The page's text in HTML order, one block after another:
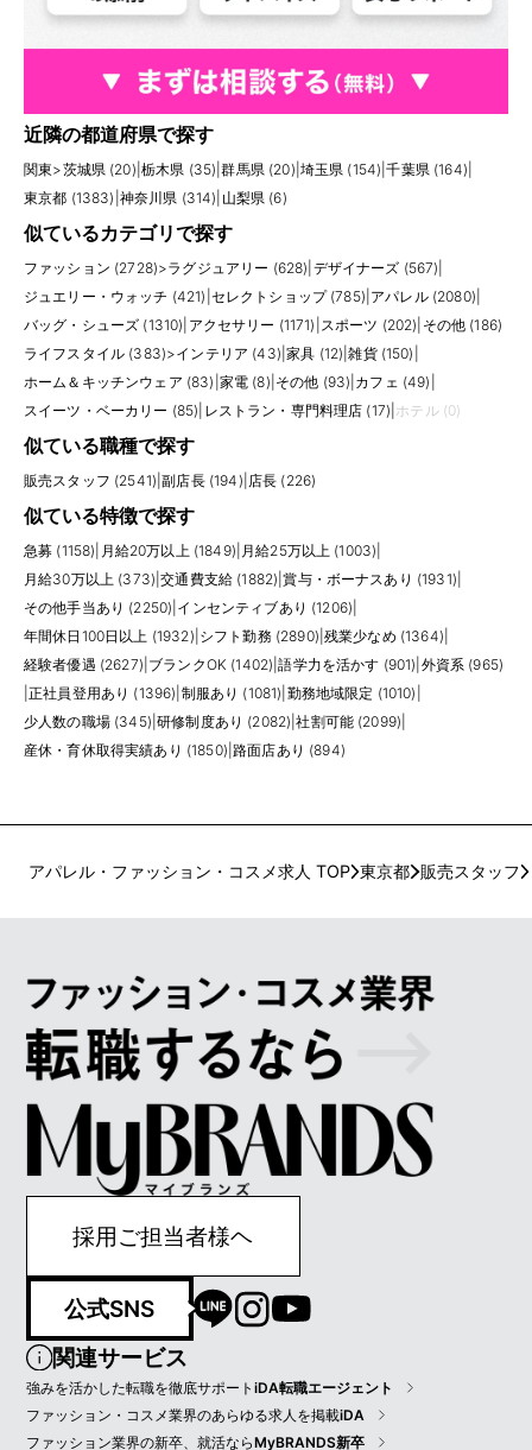
近隣の都道府県で探す
関東>茨城県 (20) 栃木県 (35) |群馬県 (20) 埼玉県 (154) |千葉県 (164)
東京都 (1383) 神奈川県 (314) 山梨県 (6)
似ているカテゴリで探す
ファッション (2728)>ラグジュアリー (628) デザイナーズ (567)
ジュエリー・ウォッチ (421) セレクトショップ (785) アパレル (2080)
バッグ・シューズ (1310) アクセサリー (1171) スポーツ (202) その他 (186)
ライフスタイル (383)>インテリア (43) |家具 (12) |雑貨 (150)
ホーム＆キッチンウェア (83) 家電 (8) その他 (93) カフェ (49)
スイーツ・ベーカリー (85) レストラン・専門料理店 (17) ホテル (0)
似ている職種で探す
販売スタッフ (2541) |副店長 (194) 店長 (226)
似ている特徴で探す
急募 (1158) 月給20万以上 (1849) 月給25万以上 (1003)
月給30万以上 (373) |交通費支給 (1882) |賞与・ボーナスあり (1931)
その他手当あり (2250) インセンティブあり (1206)
年間休日100日以上 (1932) シフト勤務 (2890) 残業少なめ (1364)
経験者優遇 (2627) ブランクOK (1402) |語学力を活かす (901) 外資系 (965)
|正社員登用あり (1396) 制服あり (1081) 勤務地域限定 (1010)
少人数の職場 (345) |研修制度あり (2082) |社割可能 (2099)
産休・育休取得実績あり (1850) |路面店あり (894)
アパレル・ファッション・コスメ求人 TOP 東京都 販売スタッフ
採用ご担当者様ヘ
公式SNS
関連サービス
強みを活かした転職を徹底サポートiDA転職エージェント
ファッション・コスメ業界のあらゆる求人を掲載iDA
ファッション業界の新卒、就活ならMyBRANDS新卒